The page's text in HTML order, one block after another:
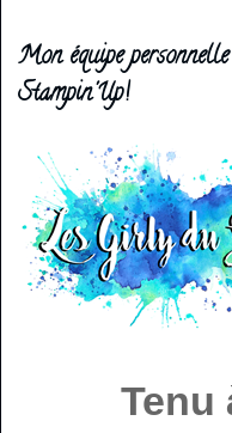
Mon équipe
Stampin'Up!
Tenu